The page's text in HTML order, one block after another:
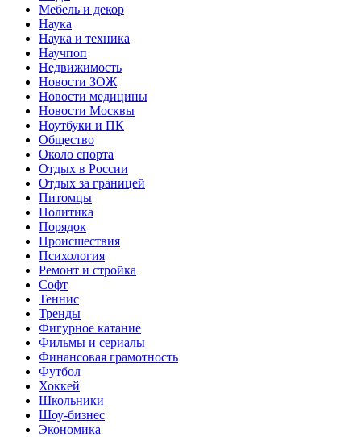
Мебель и декор
Наука
Наука и техника
Научпоп
Недвижимость
Новости ЗОЖ
Новости медицины
Новости Москвы
Ноутбуки и ПК
Общество
Около спорта
Отдых в России
Отдых за границей
Питомцы
Политика
Порядок
Происшествия
Психология
Ремонт и стройка
Софт
Теннис
Тренды
Фигурное катание
Фильмы и сериалы
Финансовая грамотность
Футбол
Хоккей
Школьники
Шоу-бизнес
Экономика